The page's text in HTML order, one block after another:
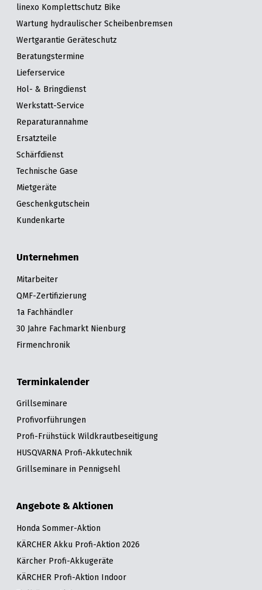
linexo Komplettschutz Bike
Wartung hydraulischer Scheibenbremsen
Wertgarantie Geräteschutz
Beratungstermine
Lieferservice
Hol- & Bringdienst
Werkstatt-Service
Reparaturannahme
Ersatzteile
Schärfdienst
Technische Gase
Mietgeräte
Geschenkgutschein
Kundenkarte
Unternehmen
Mitarbeiter
QMF-Zertifizierung
1a Fachhändler
30 Jahre Fachmarkt Nienburg
Firmenchronik
Terminkalender
Grillseminare
Profivorführungen
Profi-Frühstück Wildkrautbeseitigung
HUSQVARNA Profi-Akkutechnik
Grillseminare in Pennigsehl
Angebote & Aktionen
Honda Sommer-Aktion
KÄRCHER Akku Profi-Aktion 2026
Kärcher Profi-Akkugeräte
KÄRCHER Profi-Aktion Indoor